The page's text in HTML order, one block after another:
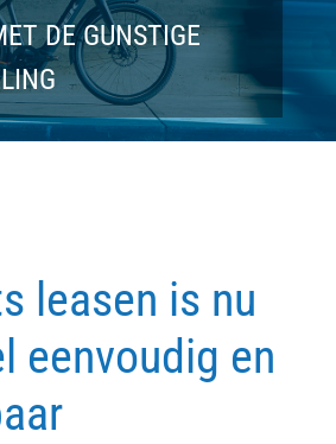
DE GUNSTIGE
leasen is nu
eenvoudig en